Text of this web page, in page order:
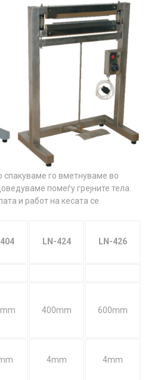
спакуваме го вметнуваме во
помеѓу грејните тела.
и работ на кесата се
LN-424 LN-426
400mm 600mm
4mm 4mm